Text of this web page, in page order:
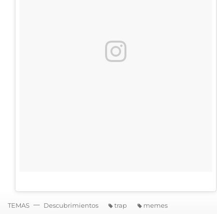
TEMAS Descubrimientos trap memes